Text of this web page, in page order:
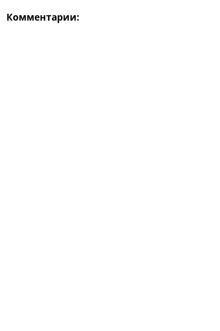
Комментарии: